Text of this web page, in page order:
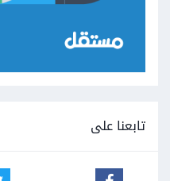
تابعنا على